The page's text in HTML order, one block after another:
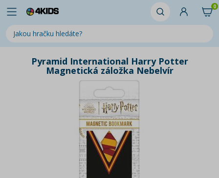
0
Pyramid International Harry Potter
Magnetická záložka Nebelvír